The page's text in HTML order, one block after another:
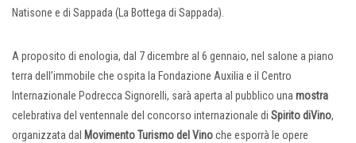
Natisone e di Sappada (La Bottega di Sappada).
A proposito di enologia, dal 7 dicembre al 6 gennaio, nel salone a piano
terra dell’immobile che ospita la Fondazione Auxilia e il Centro
Internazionale Podrecca Signorelli, sarà aperta al pubblico una mostra
celebrativa del ventennale del concorso internazionale di Spirito diVino,
organizzata dal Movimento Turismo del Vinoche esporrà le opere